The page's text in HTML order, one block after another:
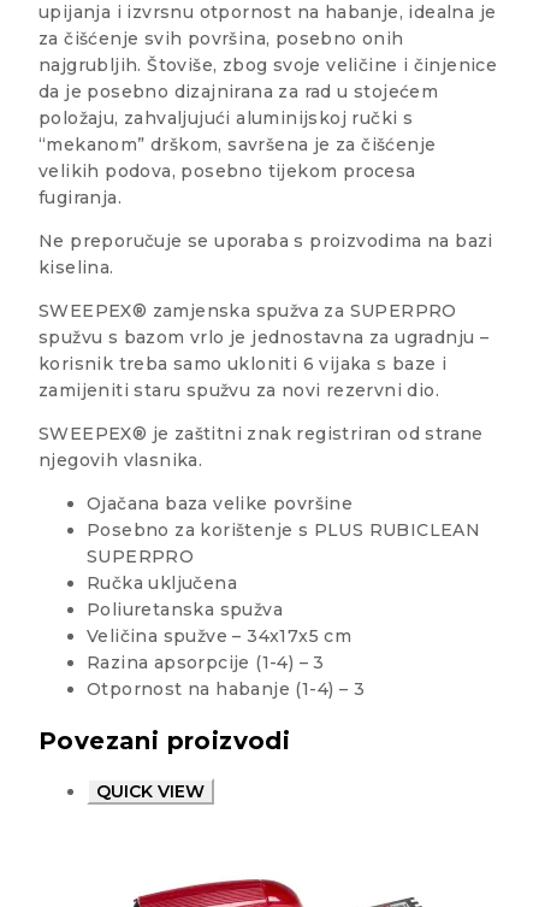
upijanja i izvrsnu otpornost na habanje, idealna je
za čišćenje svih površina, posebno onih
najgrubljih. Štoviše, zbog svoje veličine i činjenice
da je posebno dizajnirana za rad u stojećem
položaju, zahvaljujući aluminijskoj ručki s
“mekanom” drškom, savršena je za čišćenje
velikih podova, posebno tijekom procesa
fugiranja.
Ne preporučuje se uporaba s proizvodima na bazi
kiselina.
SWEEPEX® zamjenska spužva za SUPERPRO
spužvu s bazom vrlo je jednostavna za ugradnju –
korisnik treba samo ukloniti 6 vijaka s baze i
zamijeniti staru spužvu za novi rezervni dio.
SWEEPEX® je zaštitni znak registriran od strane
njegovih vlasnika.
Ojačana baza velike površine
Posebno za korištenje s PLUS RUBICLEAN
SUPERPRO
Ručka uključena
Poliuretanska spužva
Veličina spužve – 34x17x5 cm
Razina apsorpcije (1-4) – 3
Otpornost na habanje (1-4) – 3
Povezani proizvodi
QUICK VIEW